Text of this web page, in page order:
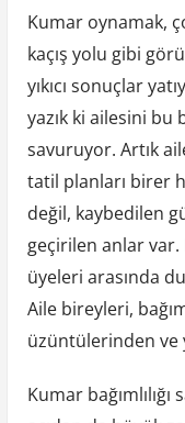
Kumar oynamak,
kaçış yolu gibi
yıkıcı sonuçlar
yazık ki ailesini bu
savuruyor. Artık
tatil planları birer
değil, kaybedilen
geçirilen anlar var.
üyeleri arasında
Aile bireyleri,
üzüntülerinden ve
Kumar